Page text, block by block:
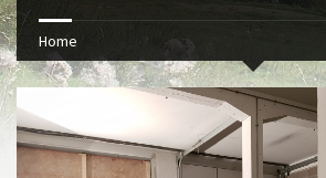
Home